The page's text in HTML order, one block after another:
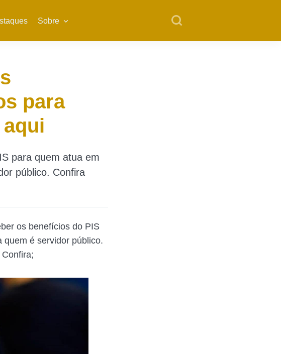
Sobre
para
para quem atua em
público. Confira
os benefícios do PIS
quem é servidor público.